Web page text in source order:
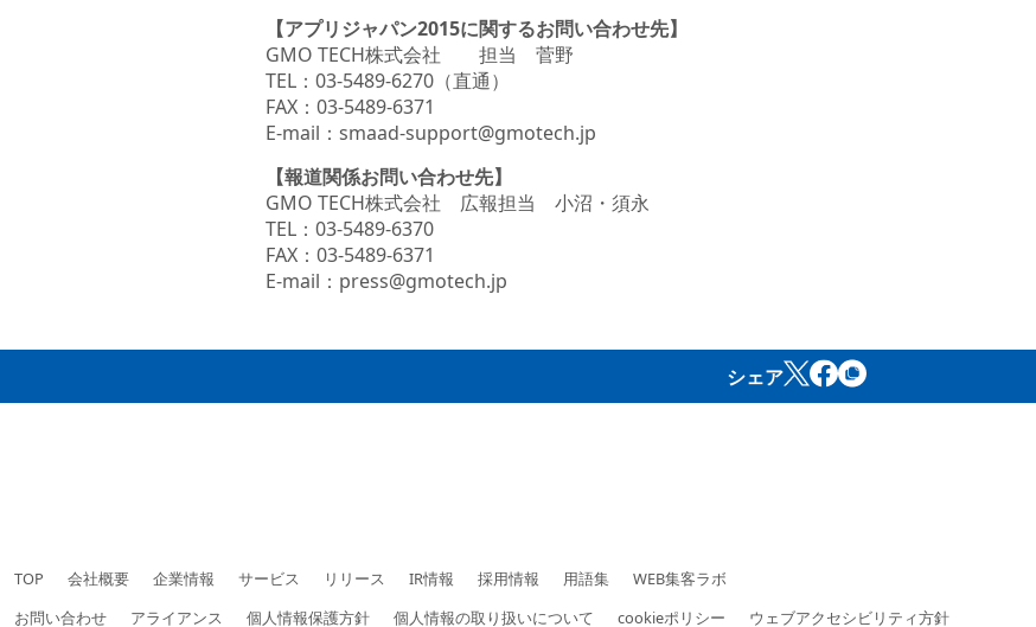
【アプリジャパン2015に関するお問い合わせ先】
GMO TECH株式会社 担当 菅野
TEL：03-5489-6270（直通）
FAX：03-5489-6371
E-mail：smaad-support@gmotech.jp
【報道関係お問い合わせ先】
GMO TECH株式会社 広報担当 小沼・須永
TEL：03-5489-6370
FAX：03-5489-6371
E-mail：press@gmotech.jp
シェア
TOP 会社概要 企業情報 サービス リリース IR情報 採用情報 用語集
WEB集客ラボ
お問い合わせ
アライアンス 個人情報保護方針 個人情報の取り扱いについて cookieポリシー
ウェブアクセシビリティ方針